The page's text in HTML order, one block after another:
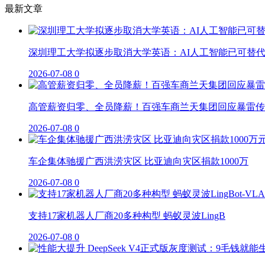
最新文章
深圳理工大学拟逐步取消大学英语：AI人工智能已可替代
2026-07-08 0
高管薪资归零、全员降薪！百强车商兰天集团回应暴雷
2026-07-08 0
车企集体驰援广西洪涝灾区 比亚迪向灾区捐款1000万
2026-07-08 0
支持17家机器人厂商20多种构型 蚂蚁灵波LingB
2026-07-08 0